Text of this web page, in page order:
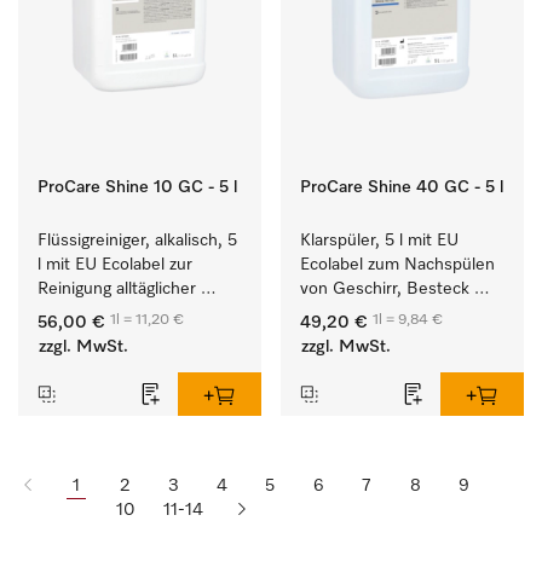
ProCare Shine 10 GC - 5 l
Flüssigreiniger, alkalisch, 5
l mit EU Ecolabel zur
Reinigung alltäglicher
Anschmutzungen von
Geschirr, Besteck und
56,00 € 1l = 11,20 €
zzgl. MwSt.
ProCare Shine 40 GC - 5 l
Klarspüler, 5 l mit EU
Ecolabel zum Nachspülen
von Geschirr, Besteck
und Gläsern.
49,20 € 1l = 9,84 €
zzgl. MwSt.
1 2 3 4 5 6 7 8
9
10
11-14